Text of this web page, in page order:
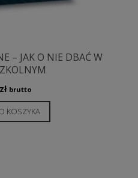
– JAK O NIE DBAĆ W
zł brutto
KOSZYKA